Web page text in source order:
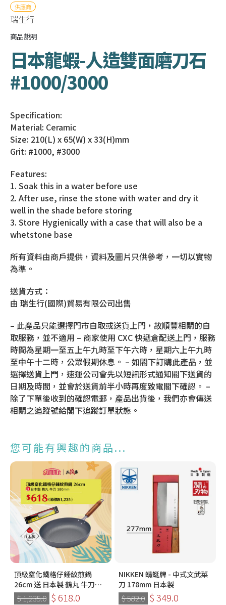
供應商
瑞生行
商品說明
日本龍蝦-人造雙面磨刀石
#1000/3000
Specification:
Material: Ceramic
Size: 210(L) x 65(W) x 33(H)mm
Grit: #1000, #3000
Features:
1. Soak this in a water before use
2. After use, rinse the stone with water and dry it
well in the shade before storing
3. Store Hygienically with a case that will also be a
whetstone base
所有資料由商戶提供，資料及圖片只供參考，一切以實物
為準。
送貨方式：
由 瑞生行(國際)貿易有限公司出售
– 此產品只能選擇門市自取或送貨上門，故順豐相關的自
取服務，並不適用 – 商家使用 CXC 快遞倉配送上門，服務
時間為星期一至五上午九時至下午六時，星期六上午九時
至中午十二時，公眾假期休息。 – 如閣下訂購此產品，並
選擇送貨上門，速運公司會先以短訊形式通知閣下送貨的
日期及時間，並會於送貨前半小時再度致電閣下確認。 –
除了下單後收到的確認電郵，產品出貨後，我們亦會傳送
相關之追蹤號給閣下追蹤訂單狀態。
您可能有興趣的商品...
頂級窒化鐵格仔錘紋煎鍋
26cm 送 日本製 鶴丸 牛刀
180mm
$ 1,235.0 $ 618.0
NIKKEN 蜻蜓牌 - 中式文武菜
刀 178mm 日本製
$ 582.0 $ 349.0